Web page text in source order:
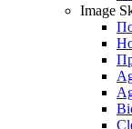
Image